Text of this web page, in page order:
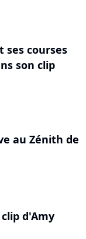
ses courses
son clip
au Zénith de
d'Amy